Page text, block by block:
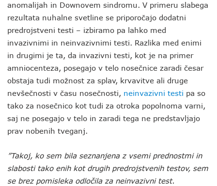
anomalijah in Downovem sindromu. V primeru slabega
rezultata nuhalne svetline se priporočajo dodatni
predrojstveni testi – izbiramo pa lahko med
invazivnimi in neinvazivnimi testi. Razlika med enimi
in drugimi je ta, da invazivni testi, kot je na primer
amniocenteza, posegajo v telo nosečnice zaradi česar
obstaja tudi možnost za splav, krvavitve ali druge
nevšečnosti v času nosečnosti, neinvazivni testi pa so
tako za nosečnico kot tudi za otroka popolnoma varni,
saj ne posegajo v telo in zaradi tega ne predstavljajo
prav nobenih tveganj.
”Takoj, ko sem bila seznanjena z vsemi prednostmi in
slabosti tako enih kot drugih predrojstvenih testov, sem
se brez pomisleka odločila za neinvazivni test.